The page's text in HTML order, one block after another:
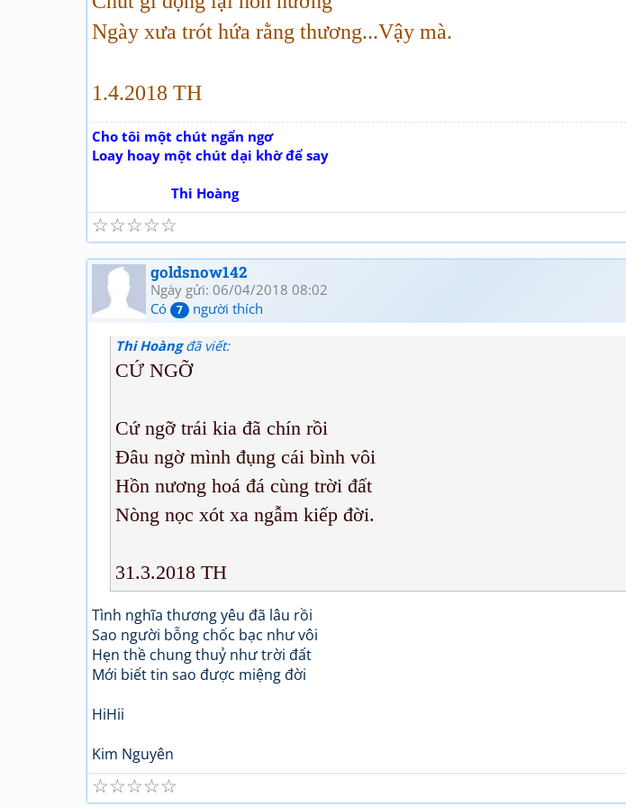
Ngày xưa trót hứa rằng thương...Vậy mà.
1.4.2018 TH
Cho tôi một chút ngẩn ngơ
Loay hoay một chút dại khờ để say
Thi Hoàng
☆
☆
☆
☆
☆
goldsnow142
Ngày gửi: 06/04/2018 08:02
Có
7 người thích
Thi Hoàngđã viết:
CỨ NGỠ
Cứ ngỡ trái kia đã chín rồi
Đâu ngờ mình đụng cái bình vôi
Hồn nương hoá đá cùng trời đất
Nòng nọc xót xa ngẫm kiếp đời.
31.3.2018 TH
Tình nghĩa thương yêu đã lâu rồi
Sao người bỗng chốc bạc như vôi
Hẹn thề chung thuỷ như trời đất
Mới biết tin sao được miệng đời
HiHii
Kim Nguyên
☆
☆
☆
☆
☆